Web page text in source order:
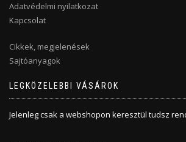
Adatvédelmi nyilatkozat
Kapcsolat
Cikkek, megjelenések
Sajtóanyagok
LEGKÖZELEBBI VÁSÁROK
Jelenleg csak a webshopon keresztül tudsz